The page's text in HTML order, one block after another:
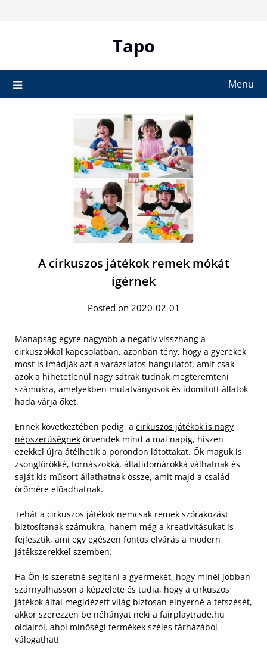
Tapo
Menu
A cirkuszos játékok remek mókát
ígérnek
Posted on 2020-02-01
Manapság egyre nagyobb a negatív visszhang a
cirkuszokkal kapcsolatban, azonban tény, hogy a gyerekek
most is imádják azt a varázslatos hangulatot, amit csak
azok a hihetetlenül nagy sátrak tudnak megteremteni
számukra, amelyekben mutatványosok és idomított állatok
hada várja őket.
Ennek következtében pedig, a cirkuszos játékok is nagy
népszerűségnek örvendek mind a mai napig, hiszen
ezekkel újra átélhetik a porondon látottakat. Ők maguk is
zsonglőrökké, tornászokká, állatidomárokká válhatnak és
saját kis műsort állathatnak össze, amit majd a család
örömére előadhatnak.
Tehát a cirkuszos játékok nemcsak remek szórakozást
biztosítanak számukra, hanem még a kreativitásukat is
fejlesztik, ami egy egészen fontos elvárás a modern
játékszerekkel szemben.
Ha Ön is szeretné segíteni a gyermekét, hogy minél jobban
szárnyalhasson a képzelete és tudja, hogy a cirkuszos
játékok által megidézett világ biztosan elnyerné a tetszését,
akkor szerezzen be néhányat neki a fairplaytrade.hu
oldalról, ahol minőségi termékek széles tárházából
válogathat!